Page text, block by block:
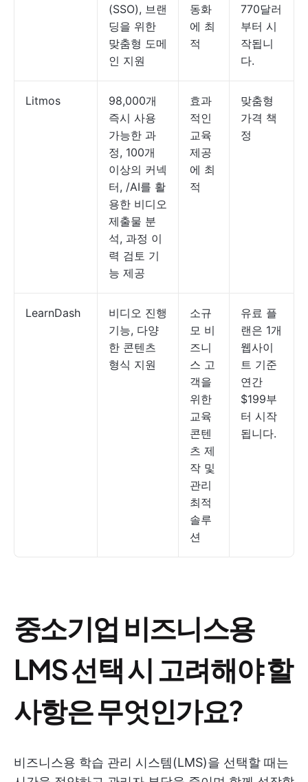
(SSO), 브랜
딩을 위한
맞춤형 도메
인 지원
동화
에 최
적
770달러
부터 시
작됩니
다.
Litmos
98,000개
즉시 사용
가능한 과
정, 100개
이상의 커넥
터, /AI를 활
용한 비디오
제출물 분
석, 과정 이
력 검토 기
능 제공
효과
적인
교육
제공
에 최
적
맞춤형
가격 책
정
LearnDash
비디오 진행
기능, 다양
한 콘텐츠
형식 지원
소규
모 비
즈니
스 고
객을
위한
교육
콘텐
츠 제
작 및
관리
최적
솔루
션
유료 플
랜은 1개
웹사이
트 기준
연간
$199부
터 시작
됩니다.
중소기업 비즈니스용
LMS 선택 시 고려해야 할
사항은 무엇인가요?
비즈니스용 학습 관리 시스템(LMS)을 선택할 때는